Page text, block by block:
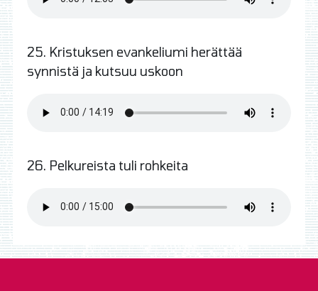
25. Kristuksen evankeliumi herättää
synnistä ja kutsuu uskoon
26. Pelkureista tuli rohkeita